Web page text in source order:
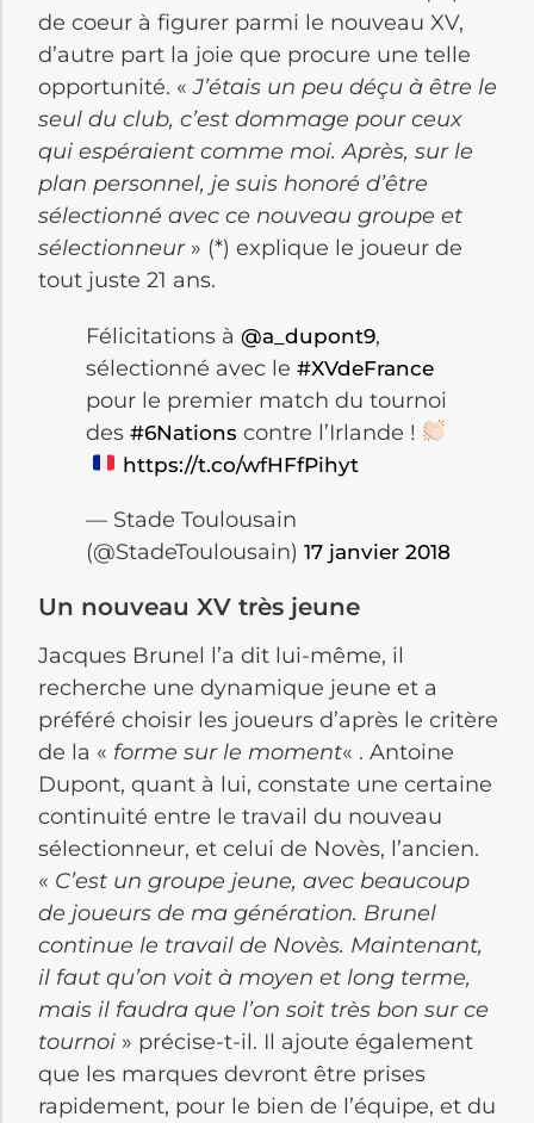
de coeur à figurer parmi le nouveau XV,
d’autre part la joie que procure une telle
opportunité. «J’étais un peu déçu à être le
seul du club, c’est dommage pour ceux
qui espéraient comme moi. Après, sur le
plan personnel, je suis honoré d’être
sélectionné avec ce nouveau groupe et
sélectionneur» (*) explique le joueur de
tout juste 21 ans.
Félicitations à @a_dupont9,
sélectionné avec le #XVdeFrance
pour le premier match du tournoi
des #6Nations contre l’Irlande !
https://t.co/wfHFfPihyt
— Stade Toulousain
(@StadeToulousain) 17 janvier 2018
Un nouveau XV très jeune
Jacques Brunel l’a dit lui-même, il
recherche une dynamique jeune et a
préféré choisir les joueurs d’après le critère
de la « forme sur le moment« . Antoine
Dupont, quant à lui, constate une certaine
continuité entre le travail du nouveau
sélectionneur, et celui de Novès, l’ancien.
« C’est un groupe jeune, avec beaucoup
de joueurs de ma génération. Brunel
continue le travail de Novès. Maintenant,
il faut qu’on voit à moyen et long terme,
mais il faudra que l’on soit très bon sur ce
tournoi » précise-t-il. Il ajoute également
que les marques devront être prises
rapidement, pour le bien de l’équipe, et du